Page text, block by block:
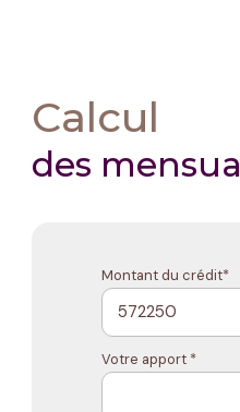
Calcul
des
Montant du crédit*
Votre apport *